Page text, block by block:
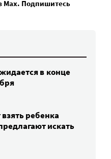
Max. Подпишитесь
в конце
ребенка
искать